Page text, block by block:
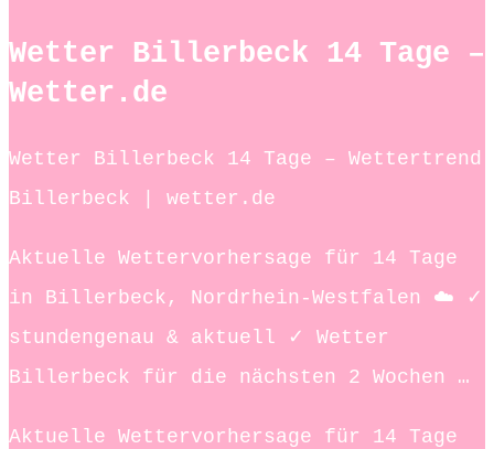
Wetter Billerbeck 14 Tage –
Wetter.de
Wetter Billerbeck 14 Tage – Wettertrend
Billerbeck | wetter.de
Aktuelle Wettervorhersage für 14 Tage
in Billerbeck, Nordrhein-Westfalen ☁️ ✓
stundengenau & aktuell ✓ Wetter
Billerbeck für die nächsten 2 Wochen …
Aktuelle Wettervorhersage für 14 Tage